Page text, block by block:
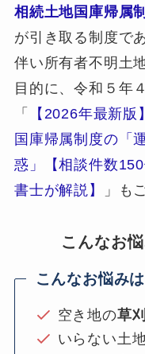
相続土地国庫帰属
が引き取る制度で
伴い所有者不明土
目的に、令和５年
「
【2026年最新
国庫帰属制度の「
惑」【相談件数
書士が解説】
」も
こんなお
こんなお悩み
空き地の草
いらない土